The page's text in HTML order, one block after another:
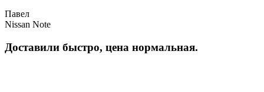
Павел
Nissan Note
Доставили быстро, цена нормальная.